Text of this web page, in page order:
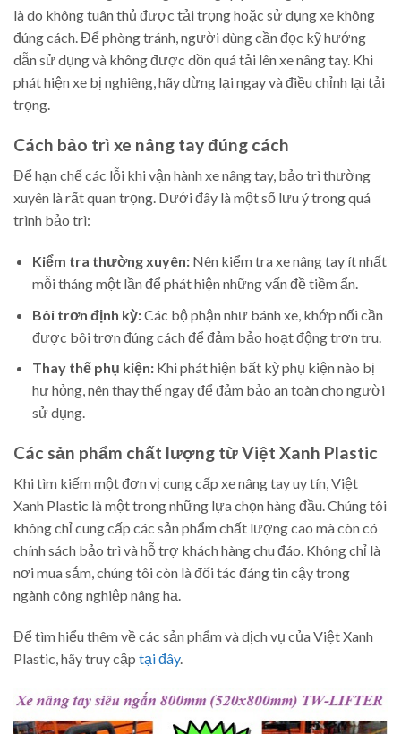
là do không tuân thủ được tải trọng hoặc sử dụng xe không
đúng cách. Để phòng tránh, người dùng cần đọc kỹ hướng
dẫn sử dụng và không được dồn quá tải lên xe nâng tay. Khi
phát hiện xe bị nghiêng, hãy dừng lại ngay và điều chỉnh lại tải
trọng.
Cách bảo trì xe nâng tay đúng cách
Để hạn chế các lỗi khi vận hành xe nâng tay, bảo trì thường
xuyên là rất quan trọng. Dưới đây là một số lưu ý trong quá
trình bảo trì:
Kiểm tra thường xuyên:Nên kiểm tra xe nâng tay ít nhất
mỗi tháng một lần để phát hiện những vấn đề tiềm ẩn.
Bôi trơn định kỳ:Các bộ phận như bánh xe, khớp nối cần
được bôi trơn đúng cách để đảm bảo hoạt động trơn tru.
Thay thế phụ kiện:Khi phát hiện bất kỳ phụ kiện nào bị
hư hỏng, nên thay thế ngay để đảm bảo an toàn cho người
sử dụng.
Các sản phẩm chất lượng từ Việt Xanh Plastic
Khi tìm kiếm một đơn vị cung cấp xe nâng tay uy tín, Việt
Xanh Plastic là một trong những lựa chọn hàng đầu. Chúng tôi
không chỉ cung cấp các sản phẩm chất lượng cao mà còn có
chính sách bảo trì và hỗ trợ khách hàng chu đáo. Không chỉ là
nơi mua sắm, chúng tôi còn là đối tác đáng tin cậy trong
ngành công nghiệp nâng hạ.
Để tìm hiểu thêm về các sản phẩm và dịch vụ của Việt Xanh
Plastic, hãy truy cập tại đây.